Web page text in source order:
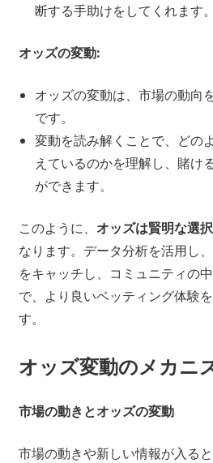
断する手助けをしてくれます。
オッズの変動:
オッズの変動は、市場の動向
です。
変動を読み解くことで、どの
えているのかを理解し、賭け
ができます。
このように、 オッズは賢明な選
なります。データ分析を活用し
をキャッチし、コミュニティの
で、より良いベッティング体験
す。
オッズ変動のメカニ
市場の動きとオッズの変動
市場の動きや新しい情報が入る